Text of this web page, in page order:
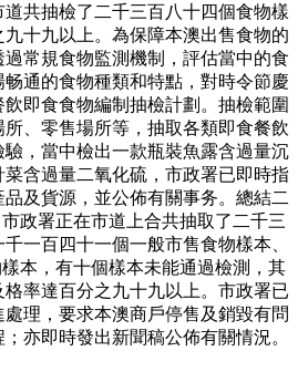
共抽檢了二千三百八十四個食物樣
十九以上。為保障本澳出售食物的
常規食物監測機制，評估當中的食
通的食物種類和特點，對時令節慶
即食食物編制抽檢計劃。抽檢範圍
、零售場所等，抽取各類即食餐飲
，當中檢出一款瓶裝魚露含過量沉
含過量二氧化硫，市政署已即時指
及貨源，並公佈有關事务。總結二
政署正在市道上合共抽取了二千三
一百四十一個一般市售食物樣本、
本，有十個樣本未能通過檢測，其
率達百分之九十九以上。市政署已
理，要求本澳商戶停售及銷毀有問
亦即時發出新聞稿公佈有關情況。